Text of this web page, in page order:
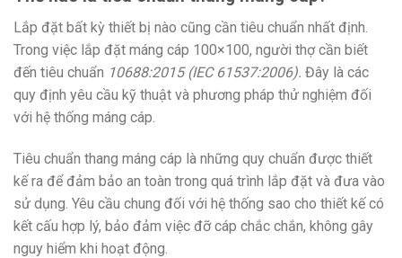
Lắp đặt bất kỳ thiết bị nào cũng cần tiêu chuẩn nhất định.
Trong việc lắp đặt máng cáp 100×100, người thợ cần biết
đến tiêu chuẩn 10688:2015 (IEC 61537:2006). Đây là các
quy định yêu cầu kỹ thuật và phương pháp thử nghiệm đối
với hệ thống máng cáp.
Tiêu chuẩn thang máng cáp là những quy chuẩn được thiết
kế ra để đảm bảo an toàn trong quá trình lắp đặt và đưa vào
sử dụng. Yêu cầu chung đối với hệ thống sao cho thiết kế có
kết cấu hợp lý, bảo đảm việc đỡ cáp chắc chắn, không gây
nguy hiểm khi hoạt động.